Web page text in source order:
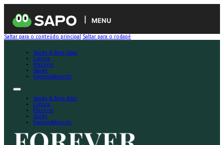
MENU
Saltar para o conteúdo principal Saltar para o rodapé
Saúde & Bem-Estar
Cultura
Prazeres
Saúde
Viagens&Resorts
Saúde & Bem-Estar
Cultura
Prazeres
Saúde
Viagens&Resorts